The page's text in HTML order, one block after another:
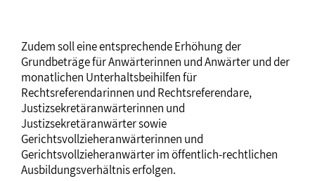
Zudem soll eine entsprechende Erhöhung der
Grundbeträge für Anwärterinnen und Anwärter und der
monatlichen Unterhaltsbeihilfen für
Rechtsreferendarinnen und Rechtsreferendare,
Justizsekretäranwärterinnen und
Justizsekretäranwärter sowie
Gerichtsvollzieheranwärterinnen und
Gerichtsvollzieheranwärter im öffentlich-rechtlichen
Ausbildungsverhältnis erfolgen.